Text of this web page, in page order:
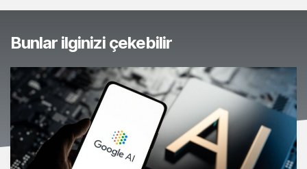
Bunlar ilginizi çekebilir